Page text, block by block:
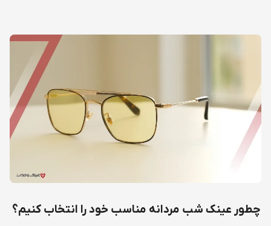
چطور عینک شب مردانه مناسب خود را انتخاب کنیم؟